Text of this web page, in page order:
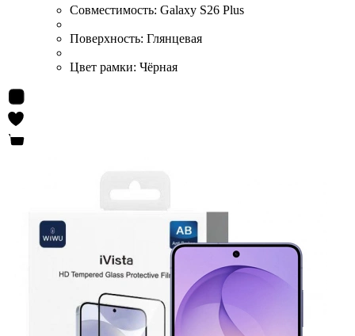
Совместимость: Galaxy S26 Plus
Поверхность: Глянцевая
Цвет рамки: Чёрная